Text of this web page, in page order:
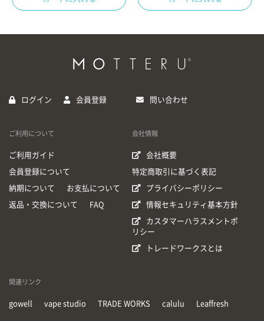
ログイン 会員登録 問い合わせ
ご利用について
ご利用ガイド
会員登録について
納期について お支払について
返品・交換について FAQ
会社情報
会社概要
特定商取引に基づく表記
プライバシーポリシー
情報セキュリティ基本方針
カスタマーハラスメントポ
リシー
トレードワークスとは
関連リンク
gowell vape studio TRADE WORKS calulu Leaffresh